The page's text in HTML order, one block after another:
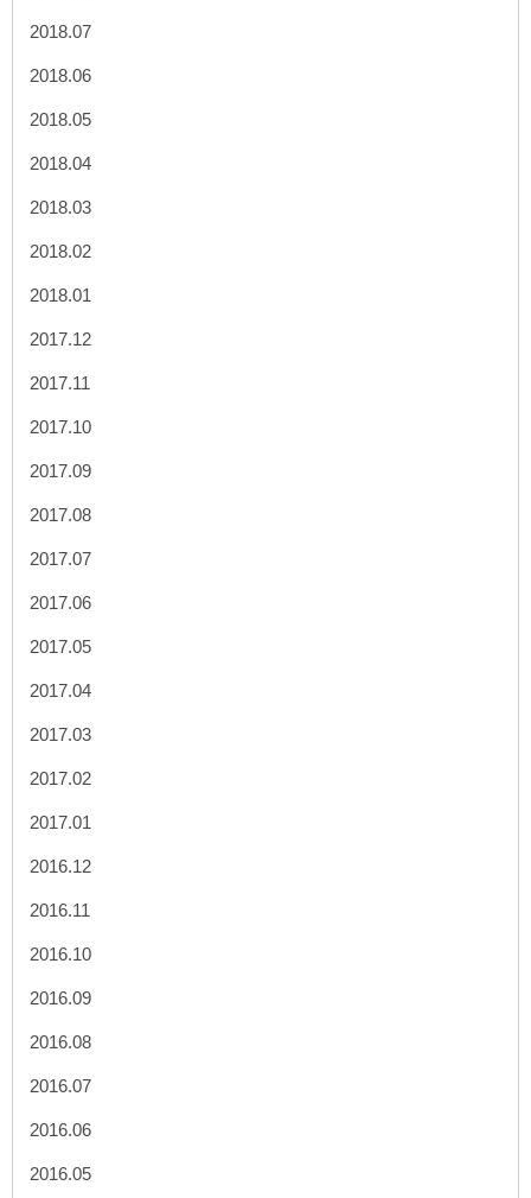
2018.07
2018.06
2018.05
2018.04
2018.03
2018.02
2018.01
2017.12
2017.11
2017.10
2017.09
2017.08
2017.07
2017.06
2017.05
2017.04
2017.03
2017.02
2017.01
2016.12
2016.11
2016.10
2016.09
2016.08
2016.07
2016.06
2016.05